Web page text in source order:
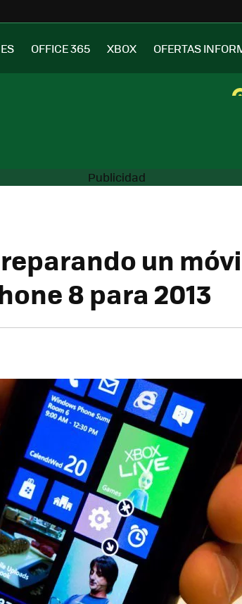
OFFICE 365 XBOX OFERTAS
un
8 para 2013